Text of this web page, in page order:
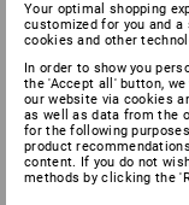
AQL Valeur
Niveau de qualité
qualité dans
1,5 a été défini pour
Your optimal shopping
customized for you and
cookies and other
In order to show you
the 'Accept all' button,
our website via cookies
as well as data from the
for the following
product
content. If you do not
methods by clicking the